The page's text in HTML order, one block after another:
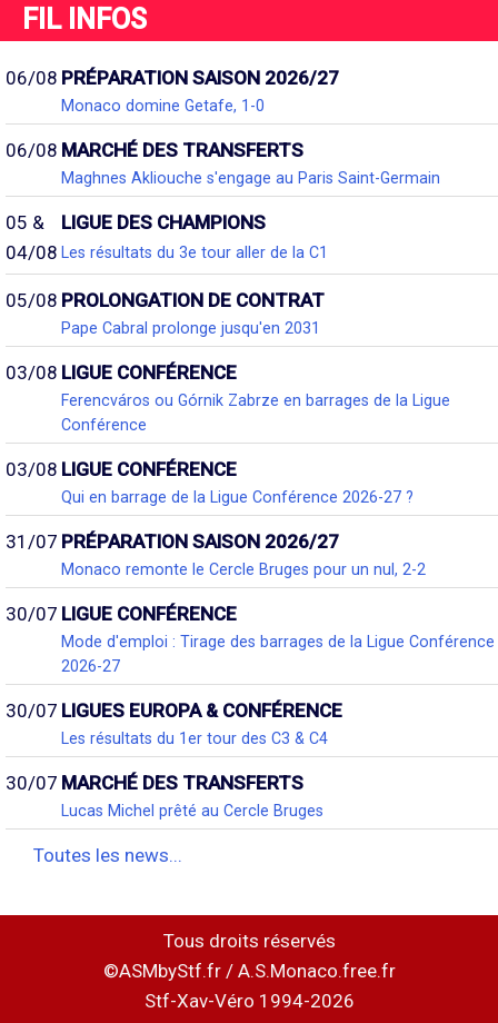
FIL INFOS
06/08 PRÉPARATION SAISON 2026/27
Monaco domine Getafe, 1-0
06/08 MARCHÉ DES TRANSFERTS
Maghnes Akliouche s'engage au Paris Saint-Germain
05 &
04/08
LIGUE DES CHAMPIONS
Les résultats du 3e tour aller de la C1
05/08 PROLONGATION DE CONTRAT
Pape Cabral prolonge jusqu'en 2031
03/08 LIGUE CONFÉRENCE
Ferencváros ou Górnik Zabrze en barrages de la Ligue
Conférence
03/08 LIGUE CONFÉRENCE
Qui en barrage de la Ligue Conférence 2026-27 ?
31/07 PRÉPARATION SAISON 2026/27
Monaco remonte le Cercle Bruges pour un nul, 2-2
30/07 LIGUE CONFÉRENCE
Mode d'emploi : Tirage des barrages de la Ligue Conférence
2026-27
30/07 LIGUES EUROPA & CONFÉRENCE
Les résultats du 1er tour des C3 & C4
30/07 MARCHÉ DES TRANSFERTS
Lucas Michel prêté au Cercle Bruges
Toutes les news...
Tous droits réservés
©ASMbyStf.fr / A.S.Monaco.free.fr
Stf-Xav-Véro 1994-2026